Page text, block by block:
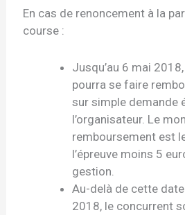
En cas de renoncement à la
course :
Jusqu’au 6 mai
pourra se faire
sur simple demande
l’organisateur. Le
remboursement est
l’épreuve moins 5
gestion.
Au-delà de cette
2018, le concurrent